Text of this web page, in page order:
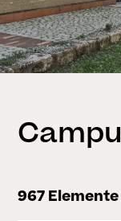
967 Elemente